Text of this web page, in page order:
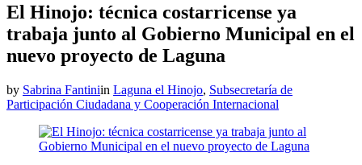
El Hinojo: técnica costarricense ya
trabaja junto al Gobierno Municipal en el
nuevo proyecto de Laguna
by Sabrina Fantiniin Laguna el Hinojo, Subsecretaría de
Participación Ciudadana y Cooperación Internacional